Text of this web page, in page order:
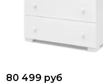
80 499 руб